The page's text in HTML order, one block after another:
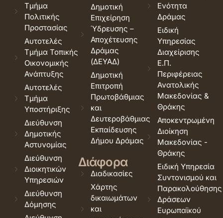
Τμήμα
Πολιτικής
Προστασίας
Αυτοτελές
Τμήμα Τοπικής
Οικονομικής
Ανάπτυξης
Αυτοτελές
Τμήμα
Υποστήριξης
Διεύθυνση
Δημοτικής
Αστυνομίας
Διεύθυνση
Διοικητικών
Υπηρεσιών
Διεύθυνση
Δόμησης
Δημοτική
Επιχείρηση
Ύδρευσης –
Αποχέτευσης
Δράμας
(ΔΕΥΑΔ)
Δημοτική
Επιτροπή
Πρωτοβάθμιας
και
Δευτεροβάθμιας
Εκπαίδευσης
Δήμου Δράμας
Διάφορα
Διαδικασίες
Χάρτης
δικαιωμάτων
και
Ενότητα
Δράμας
Ειδική
Υπηρεσίας
Διαχείρισης
Ε.Π.
Περιφέρειας
Ανατολικής
Μακεδονίας &
Θράκης
Αποκεντρωμένη
Διοίκηση
Μακεδονίας -
Θράκης
Ειδική Υπηρεσία
Συντονισμού και
Παρακολούθησης
Δράσεων
Ευρωπαϊκού